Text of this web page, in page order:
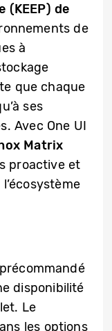
de
de
à
que chaque
ses
Avec One UI
Matrix
proactive et
disponibilité
Le
les options